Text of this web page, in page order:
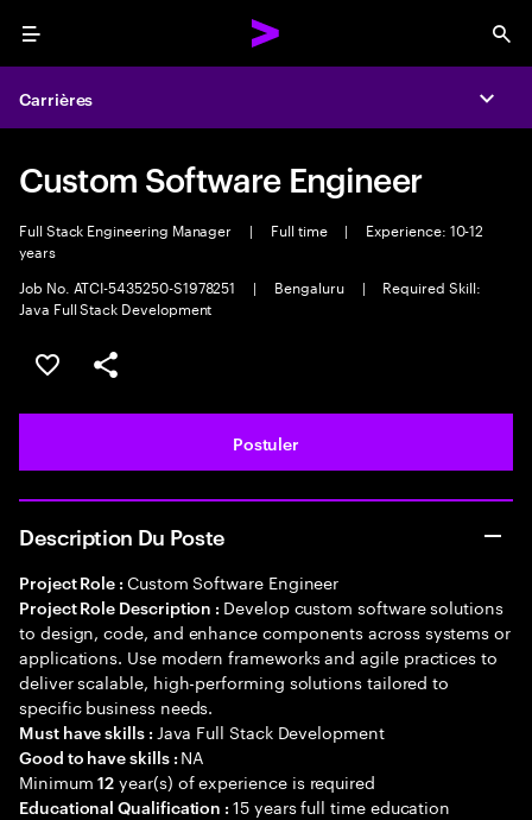
Menu
Carrières
Custom Software Engineer
Full Stack Engineering Manager | Full time |
Experience: 10-12
years
Job No. ATCI-5435250-S1978251
| Bengaluru |
Required Skill:
Java Full Stack Development
Sélectionner pour enregistrer l'annonce
PARTAGER
Postuler
Description Du Poste
Project Role : Custom Software Engineer
Project Role Description : Develop custom software solutions
to design, code, and enhance components across systems or
applications. Use modern frameworks and agile practices to
deliver scalable, high-performing solutions tailored to
specific business needs.
Must have skills : Java Full Stack Development
Good to have skills : NA
Minimum12 year(s) of experience is required
Educational Qualification :15 years full time education